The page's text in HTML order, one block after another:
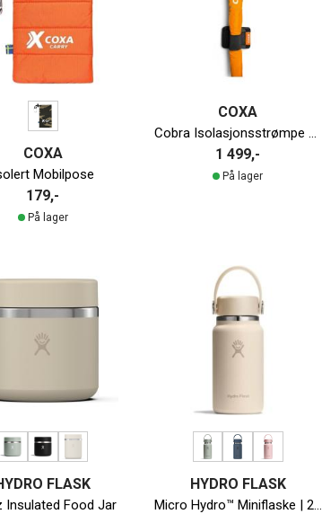
COXA
Mobilpose
179,-
På lager
COXA
Cobra Isolasjonsstrømpe m/Varme
1 499,-
På lager
FLASK
Insulated Food Jar
HYDRO FLASK
Micro Hydro™ Miniflaske | 200ml